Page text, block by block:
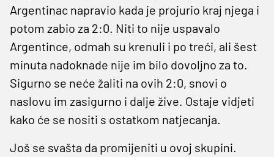
Argentinac napravio kada je projurio kraj njega i
potom zabio za 2:0. Niti to nije uspavalo
Argentince, odmah su krenuli i po treći, ali šest
minuta nadoknade nije im bilo dovoljno za to.
Sigurno se neće žaliti na ovih 2:0, snovi o
naslovu im zasigurno i dalje žive. Ostaje vidjeti
kako će se nositi s ostatkom natjecanja.
Još se svašta da promijeniti u ovoj skupini.